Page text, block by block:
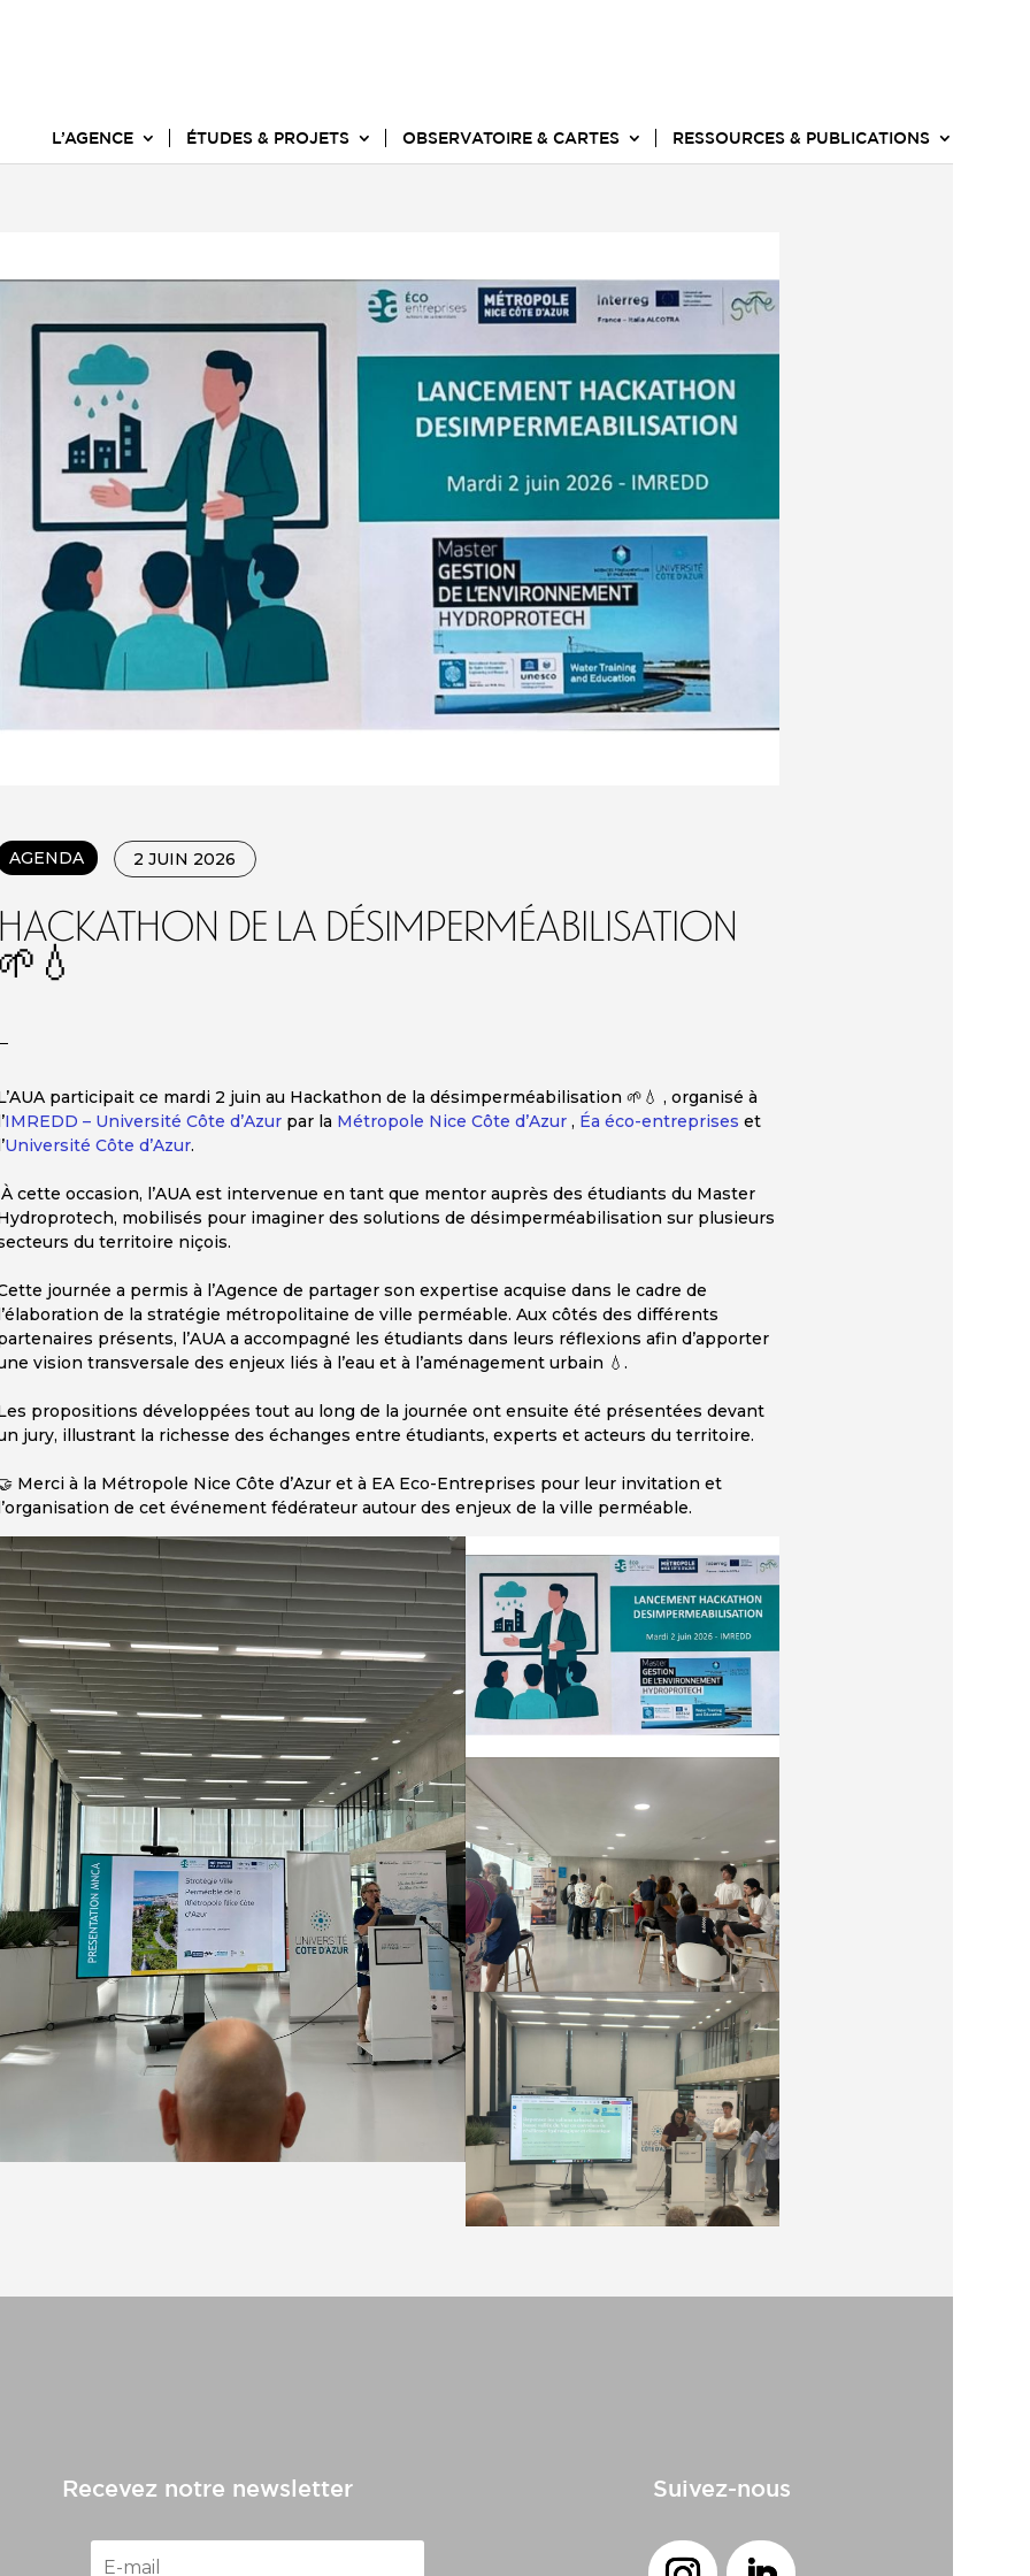
L’AGENCE ÉTUDES & PROJETS OBSERVATOIRE & CARTES RESSOURCES & PUBLICATIONS
AGENDA 2 JUIN 2026
de la désimperméabilisation
participait ce mardi 2 juin au Hackathon de la désimperméabilisation 🌱💧 , organisé à
IMREDD – Université Côte d’Azur par la Métropole Nice Côte d’Azur , Éa éco-entreprises et
Université Côte d’Azur.
cette occasion, l’AUA est intervenue en tant que mentor auprès des étudiants du Master
mobilisés pour imaginer des solutions de désimperméabilisation sur plusieurs
du territoire niçois.
journée a permis à l’Agence de partager son expertise acquise dans le cadre de
de la stratégie métropolitaine de ville perméable. Aux côtés des différents
présents, l’AUA a accompagné les étudiants dans leurs réflexions afin d’apporter
vision transversale des enjeux liés à l’eau et à l’aménagement urbain 💧.
propositions développées tout au long de la journée ont ensuite été présentées devant
jury, illustrant la richesse des échanges entre étudiants, experts et acteurs du territoire.
Merci à la Métropole Nice Côte d’Azur et à EA Eco-Entreprises pour leur invitation et
de cet événement fédérateur autour des enjeux de la ville perméable.
Recevez notre newsletter Suivez-nous